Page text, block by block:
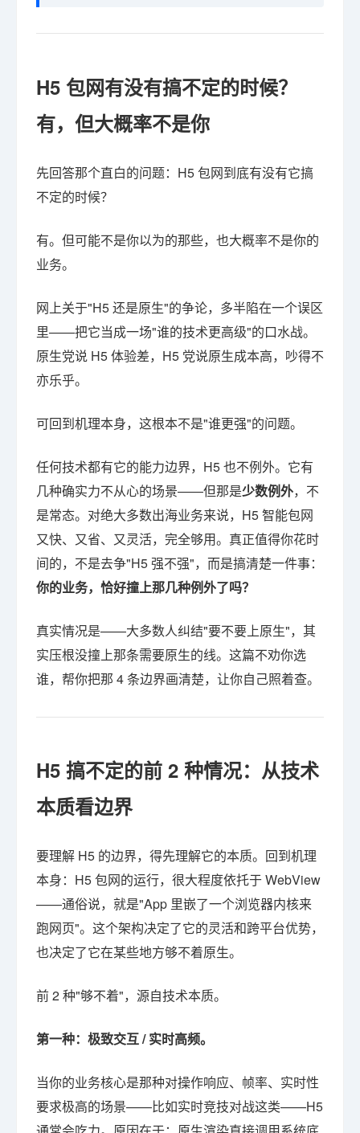
H5 包网有没有搞不定的时候？
有，但大概率不是你
先回答那个直白的问题：H5 包网到底有没有它搞
不定的时候？
有。但可能不是你以为的那些，也大概率不是你的
业务。
网上关于"H5 还是原生"的争论，多半陷在一个误区
里——把它当成一场"谁的技术更高级"的口水战。
原生党说 H5 体验差，H5 党说原生成本高，吵得不
亦乐乎。
可回到机理本身，这根本不是"谁更强"的问题。
任何技术都有它的能力边界，H5 也不例外。它有
几种确实力不从心的场景——但那是少数例外，不
是常态。对绝大多数出海业务来说，H5 智能包网
又快、又省、又灵活，完全够用。真正值得你花时
间的，不是去争"H5 强不强"，而是搞清楚一件事：
你的业务，恰好撞上那几种例外了吗？
真实情况是——大多数人纠结"要不要上原生"，其
实压根没撞上那条需要原生的线。这篇不劝你选
谁，帮你把那 4 条边界画清楚，让你自己照着查。
H5 搞不定的前 2 种情况：从技术
本质看边界
要理解 H5 的边界，得先理解它的本质。回到机理
本身：H5 包网的运行，很大程度依托于 WebView
——通俗说，就是"App 里嵌了一个浏览器内核来
跑网页"。这个架构决定了它的灵活和跨平台优势，
也决定了它在某些地方够不着原生。
前 2 种"够不着"，源自技术本质。
第一种：极致交互 / 实时高频。
当你的业务核心是那种对操作响应、帧率、实时性
要求极高的场景——比如实时竞技对战这类——H5